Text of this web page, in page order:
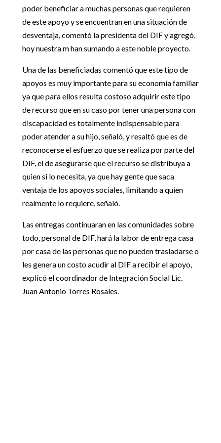
poder beneficiar a muchas personas que requieren
de este apoyo y se encuentran en una situación de
desventaja, comentó la presidenta del DIF y agregó,
hoy nuestra m han sumando a este noble proyecto.
Una de las beneficiadas comentó que este tipo de
apoyos es muy importante para su economía familiar
ya que para ellos resulta costoso adquirir este tipo
de recurso que en su caso por tener una persona con
discapacidad es totalmente indispensable para
poder atender a su hijo, señaló, y resaltó que es de
reconocerse el esfuerzo que se realiza por parte del
DIF, el de asegurarse que el recurso se distribuya a
quien si lo necesita, ya que hay gente que saca
ventaja de los apoyos sociales, limitando a quien
realmente lo requiere, señaló.
Las entregas continuaran en las comunidades sobre
todo, personal de DIF, hará la labor de entrega casa
por casa de las personas que no pueden trasladarse o
les genera un costo acudir al DIF a recibir el apoyo,
explicó el coordinador de Integración Social Lic.
Juan Antonio Torres Rosales.